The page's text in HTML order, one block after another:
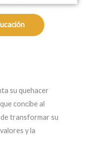
su quehacer
concibe al
transformar su
y la